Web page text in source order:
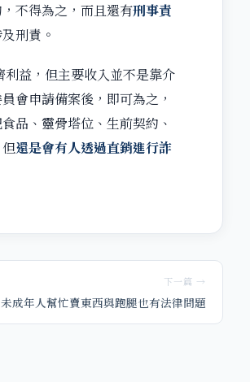
不得為之，而且還有刑事責
刑責。
利益，但主要收入並不是靠介
會申請備案後，即可為之，
品、靈骨塔位、生前契約、
還是會有人透過直銷進行詐
下一篇 →
成年人幫忙賣東西與跑腿也有法律問題